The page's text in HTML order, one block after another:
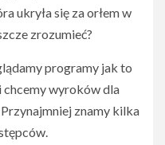
ukryła się za orłem w
zrozumieć?
programy jak to
wyroków dla
znamy kilka